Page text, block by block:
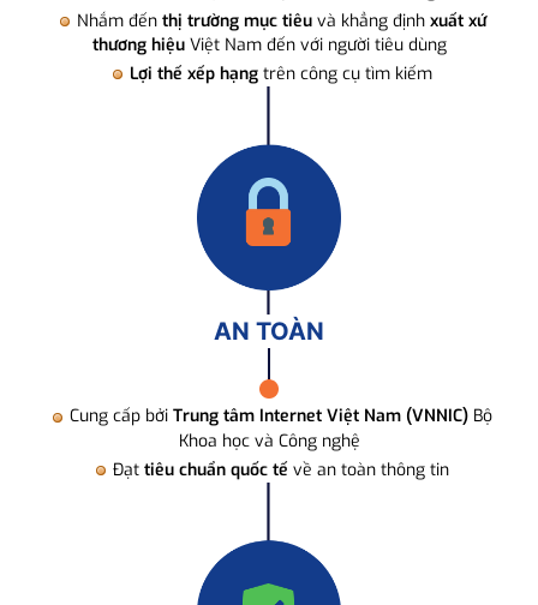
Nhắm đến thị trường mục tiêuvà khẳng định xuất xứ
thương hiệuViệt Nam đến với người tiêu dùng
Lợi thế xếp hạng trên công cụ tìm kiếm
AN TOÀN
Cung cấp bởi Trung tâm Internet Việt Nam (VNNIC) Bộ
Khoa học và Công nghệ
Đạt tiêu chuẩn quốc tế về an toàn thông tin